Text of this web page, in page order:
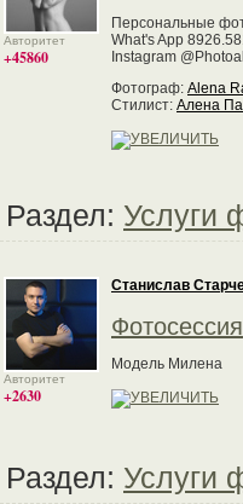
Авторитет
+45860
Персональные
What's App
Instagram
Фотограф: Alena
Стилист: Алена
Раздел: Услуги
Авторитет
+2630
Станислав
Фотосессия
Модель Милена
Раздел: Услуги